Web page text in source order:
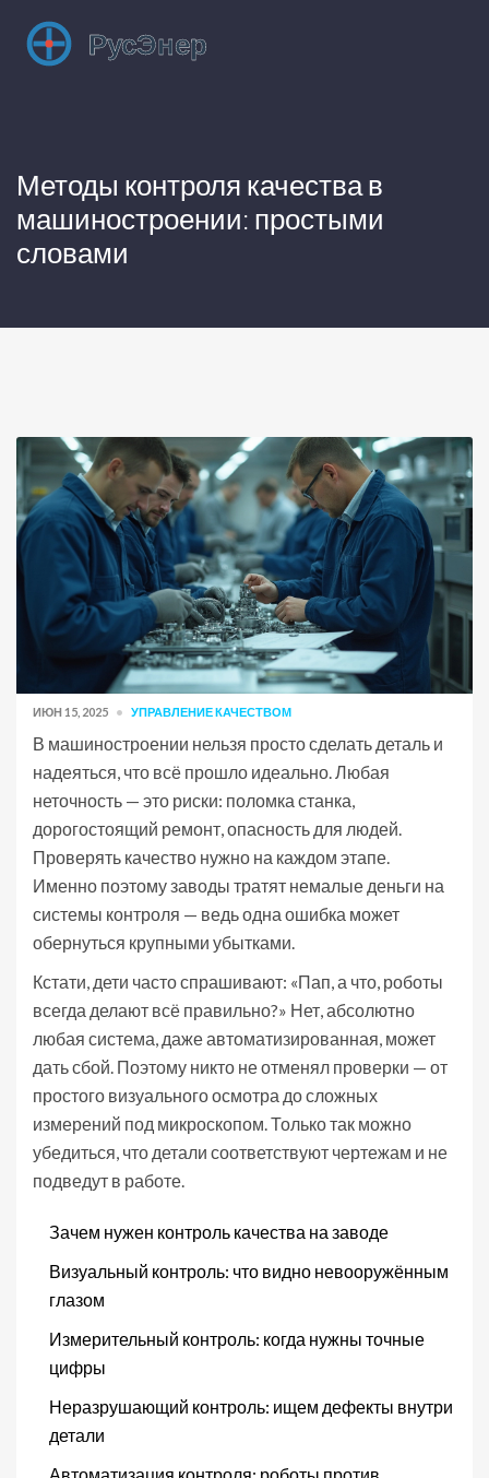
Методы контроля качества в
машиностроении: простыми
словами
ИЮН 15, 2025 УПРАВЛЕНИЕ КАЧЕСТВОМ
В машиностроении нельзя просто сделать деталь и
надеяться, что всё прошло идеально. Любая
неточность — это риски: поломка станка,
дорогостоящий ремонт, опасность для людей.
Проверять качество нужно на каждом этапе.
Именно поэтому заводы тратят немалые деньги на
системы контроля — ведь одна ошибка может
обернуться крупными убытками.
Кстати, дети часто спрашивают: «Пап, а что, роботы
всегда делают всё правильно?» Нет, абсолютно
любая система, даже автоматизированная, может
дать сбой. Поэтому никто не отменял проверки — от
простого визуального осмотра до сложных
измерений под микроскопом. Только так можно
убедиться, что детали соответствуют чертежам и не
подведут в работе.
Зачем нужен контроль качества на заводе
Визуальный контроль: что видно невооружённым
глазом
Измерительный контроль: когда нужны точные
цифры
Неразрушающий контроль: ищем дефекты внутри
детали